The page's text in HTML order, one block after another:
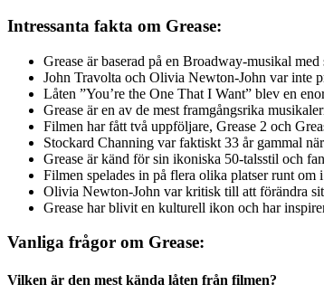
Intressanta fakta om Grease:
Grease är baserad på en Broadway-musikal
John Travolta och Olivia Newton-John var inte
Låten ”You’re the One That I Want” blev en
Grease är en av de mest framgångsrika
Filmen har fått två uppföljare, Grease 2 och
Stockard Channing var faktiskt 33 år gammal
Grease är känd för sin ikoniska 50-talsstil och
Filmen spelades in på flera olika platser runt om
Olivia Newton-John var kritisk till att förändra
Grease har blivit en kulturell ikon och har
Vanliga frågor om Grease:
Vilken är den mest kända låten från filmen?